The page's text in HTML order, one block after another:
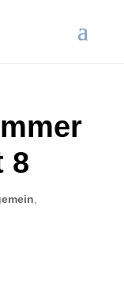
8